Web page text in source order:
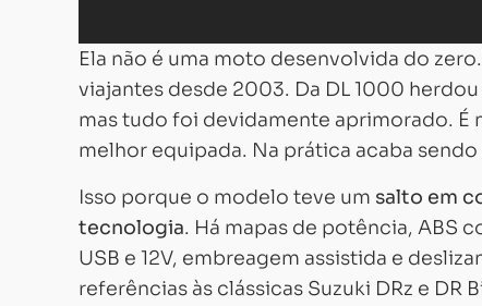
Ela não é uma moto desenvolvida do zero.
viajantes desde 2003. Da DL 1000
mas tudo foi devidamente aprimorado. É
melhor equipada. Na prática acaba
Isso porque o modelo teve um salto em
tecnologia. Há mapas de potência, ABS
USB e 12V, embreagem assistida e
referências às clássicas Suzuki DRz e DR